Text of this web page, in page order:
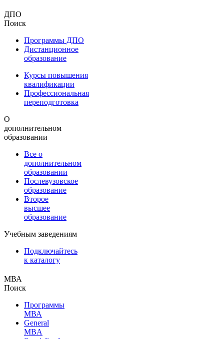
ДПО
Поиск
Программы ДПО
Дистанционное
образование
Курсы повышения
квалификации
Профессиональная
переподготовка
О
дополнительном
образовании
Все о
дополнительном
образовании
Послевузовское
образование
Второе
высшее
образование
Учебным заведениям
Подключайтесь
к каталогу
МВА
Поиск
Программы
МВА
General
MBA